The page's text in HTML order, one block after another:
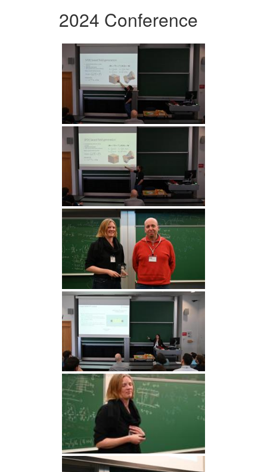
2024 Conference